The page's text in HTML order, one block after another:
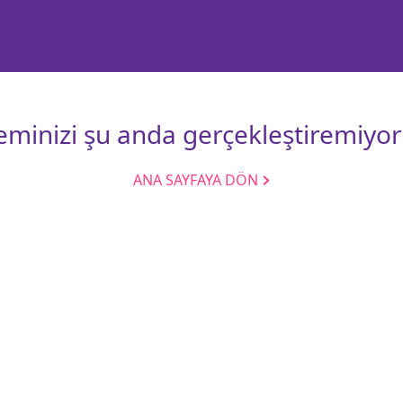
şu anda
ANA SAYFAYA DÖN